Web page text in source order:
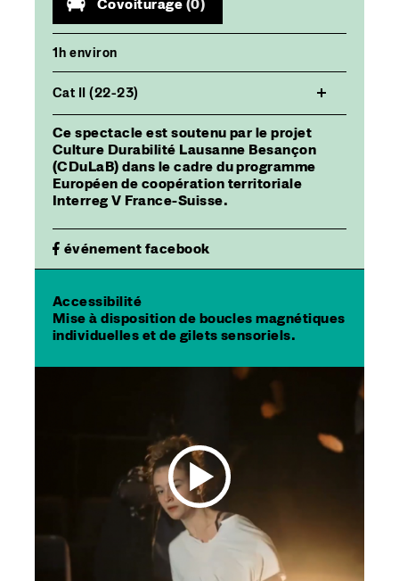
Covoiturage (0)
1h environ
Cat II (22-23)
Ce spectacle est soutenu par le projet
Culture Durabilité Lausanne Besançon
(CDuLaB) dans le cadre du programme
Européen de coopération territoriale
Interreg V France-Suisse.
événement facebook
Accessibilité
Mise à disposition de boucles magnétiques
individuelles et de gilets sensoriels.